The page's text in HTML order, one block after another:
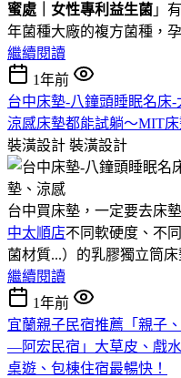
蜜處｜女性專利益生菌 」有
年菌種大廠的複方菌種，
繼續閱讀
1年前
台中床墊-八鐘頭睡眠名床
涼感床墊都能試躺～MIT
裝潢設計 裝潢設計
台中買床墊，一定要去床
中太順店不同軟硬度、不
菌材質...）的乳膠獨立筒
繼續閱讀
1年前
宜蘭親子民宿推薦「親子
—阿宏民宿」大草皮、戲
桌遊、包棟住宿最暢快！